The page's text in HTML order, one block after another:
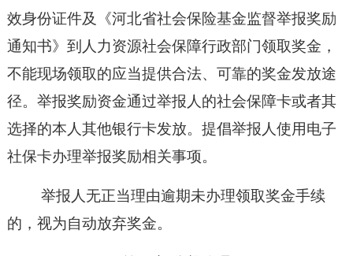
效身份证件及《河北省社会保险基金监督举报奖励
通知书》到人力资源社会保障行政部门领取奖金，
不能现场领取的应当提供合法、可靠的奖金发放途
径。举报奖励资金通过举报人的社会保障卡或者其
选择的本人其他银行卡发放。提倡举报人使用电子
社保卡办理举报奖励相关事项。
举报人无正当理由逾期未办理领取奖金手续
的，视为自动放弃奖金。